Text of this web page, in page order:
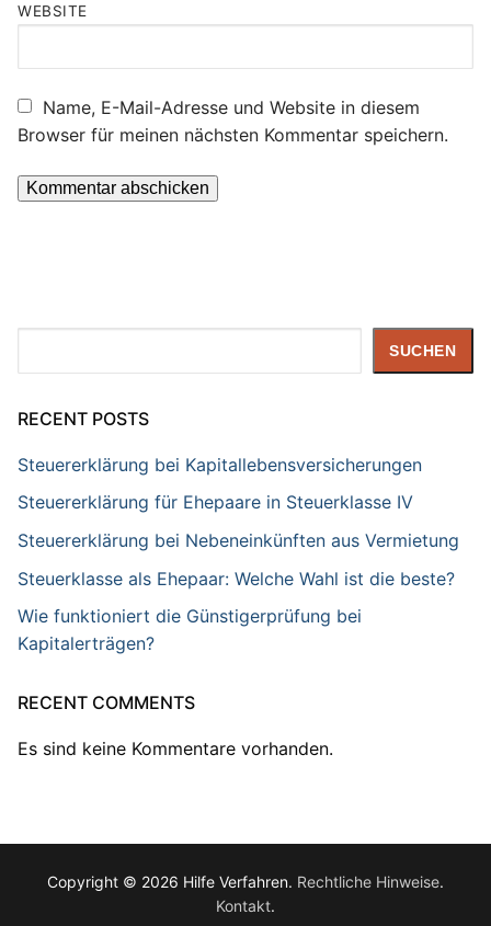
WEBSITE
Name, E-Mail-Adresse und Website in diesem
Browser für meinen nächsten Kommentar speichern.
SUCHEN
RECENT POSTS
Steuererklärung bei Kapitallebensversicherungen
Steuererklärung für Ehepaare in Steuerklasse IV
Steuererklärung bei Nebeneinkünften aus Vermietung
Steuerklasse als Ehepaar: Welche Wahl ist die beste?
Wie funktioniert die Günstigerprüfung bei
Kapitalerträgen?
RECENT COMMENTS
Es sind keine Kommentare vorhanden.
Copyright © 2026 Hilfe Verfahren. Rechtliche Hinweise.
Kontakt.